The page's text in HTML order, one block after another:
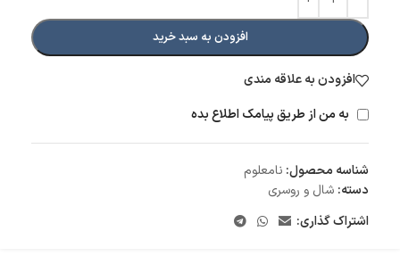
افزودن به سبد خرید
افزودن به علاقه مندی
به من از طریق پیامک اطلاع بده
شناسه محصول: نامعلوم
دسته: شال و روسری
اشتراک گذاری: